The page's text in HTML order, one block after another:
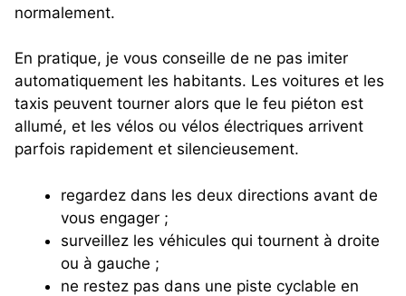
normalement.
En pratique, je vous conseille de ne pas imiter
automatiquement les habitants. Les voitures et les
taxis peuvent tourner alors que le feu piéton est
allumé, et les vélos ou vélos électriques arrivent
parfois rapidement et silencieusement.
regardez dans les deux directions avant de
vous engager ;
surveillez les véhicules qui tournent à droite
ou à gauche ;
ne restez pas dans une piste cyclable en